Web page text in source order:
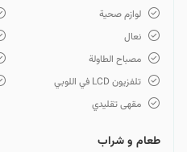
لوازم صحية
نعال
مصباح الطاولة
تلفزيون LCD في اللوبي
مقهى تقليدي
طعام و شراب